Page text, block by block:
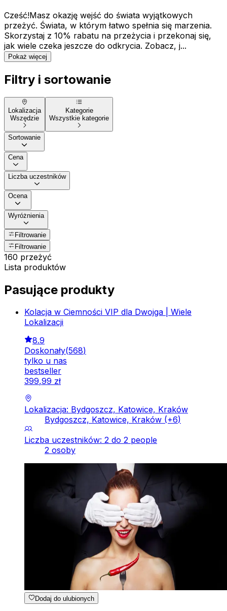
Cześć!Masz okazję wejść do świata wyjątkowych
przeżyć. Świata, w którym łatwo spełnia się marzenia.
Skorzystaj z 10% rabatu na przeżycia i przekonaj się,
jak wiele czeka jeszcze do odkrycia. Zobacz, j...
Pokaż więcej
Filtry i sortowanie
Lokalizacja
Wszędzie
Kategorie
Wszystkie kategorie
Sortowanie
Cena
Liczba uczestników
Ocena
Wyróżnienia
Filtrowanie
Filtrowanie
160 przeżyć
Lista produktów
Pasujące produkty
Kolacja w Ciemności VIP dla Dwojga | Wiele
Lokalizacji
8.9
Doskonały(568)
tylko u nas
bestseller
399,99 zł
Lokalizacja: Bydgoszcz, Katowice, Kraków
Bydgoszcz, Katowice, Kraków (+6)
Liczba uczestników: 2 do 2 people
2 osoby
Dodaj do ulubionych